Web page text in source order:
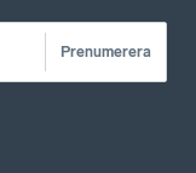
Prenumerera